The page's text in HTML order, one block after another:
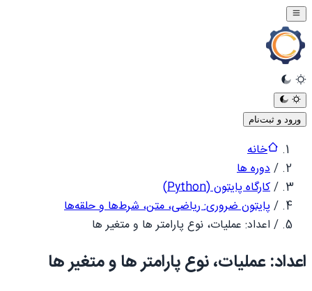
ورود و ثبت‌نام
خانه
/دوره ها
/کارگاه پایتون (Python)
/پایتون ضروری: ریاضی، متن، شرط‌ها و حلقه‌ها
/ اعداد: عملیات، نوع پارامتر ها و متغیر ها
اعداد: عملیات، نوع پارامتر ها و متغیر ها